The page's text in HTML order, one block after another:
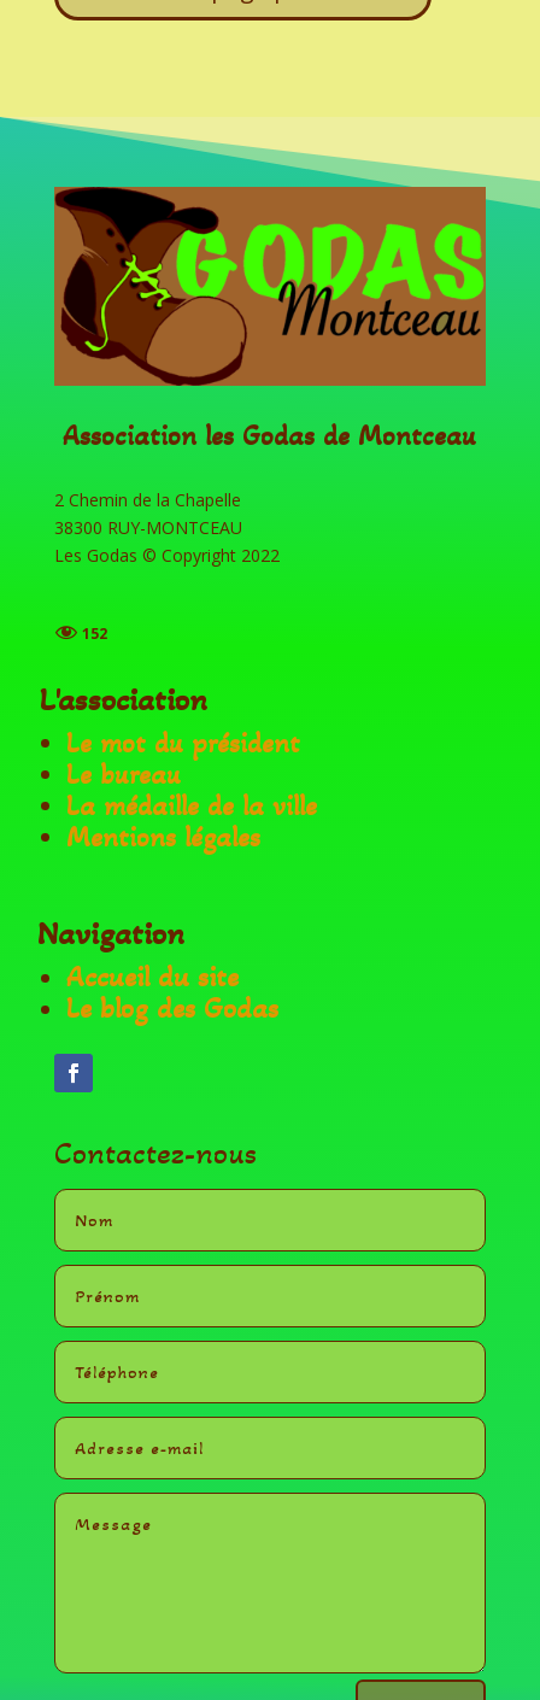
Association les Godas de Montceau
2 Chemin de la Chapelle
38300 RUY-MONTCEAU
Les Godas © Copyright 2022
152
L'association
Le mot du président
Le bureau
La médaille de la ville
Mentions légales
Navigation
Accueil du site
Le blog des Godas
Contactez-nous